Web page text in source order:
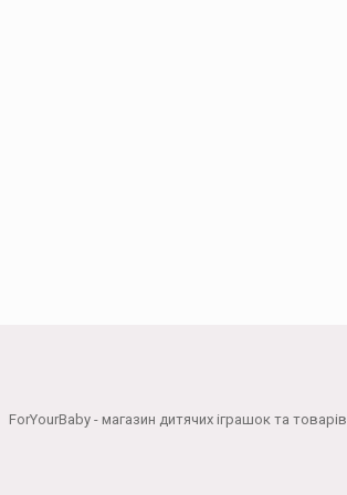
ForYourBaby - магазин дитячих іграшок та товарів